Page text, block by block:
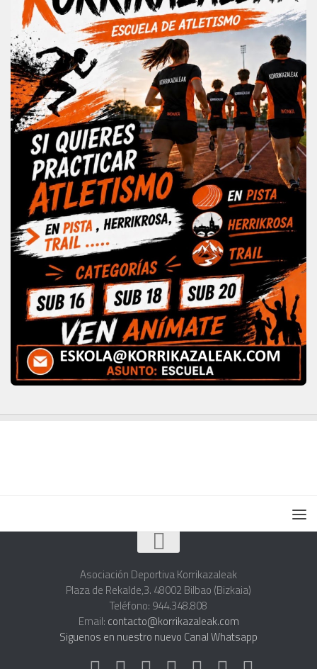
Asociación Deportiva Korrikazaleak
Plaza de Rekalde,3. 48002 Bilbao (Bizkaia)
Teléfono: 944.348.808
Email: contacto@korrikazaleak.com
Siguenos en nuestro nuevo Canal Whatsapp